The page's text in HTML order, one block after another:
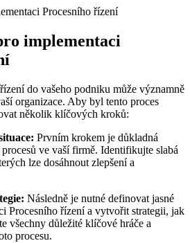
implementaci
do vašeho podniku může významně
organizace. Aby byl tento proces
několik klíčových kroků:
Prvním krokem je důkladná
ve vaší firmě. Identifikujte slabá
lze dosáhnout zlepšení a
Následně je nutné definovat jasné
Procesního řízení a vytvořit strategii, jak
všechny důležité klíčové hráče a
procesu.